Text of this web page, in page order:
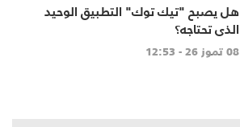
هل يصبح "تيك توك" التطبيق الوحيد
الذي تحتاجه؟
08 تموز 26 - 12:53